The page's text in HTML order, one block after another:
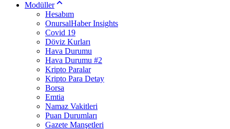
Modüller
Hesabım
OnursalHaber Insights
Covid 19
Döviz Kurları
Hava Durumu
Hava Durumu #2
Kripto Paralar
Kripto Para Detay
Borsa
Emtia
Namaz Vakitleri
Puan Durumları
Gazete Manşetleri